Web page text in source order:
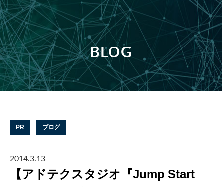
BLOG
PR ブログ
2014.3.13
【アドテクスタジオ『Jump Start